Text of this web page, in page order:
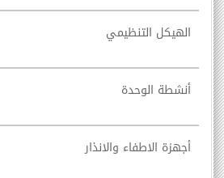
الهيكل التنظيمي
أنشطة الوحدة
أجهزة الاطفاء والانذار